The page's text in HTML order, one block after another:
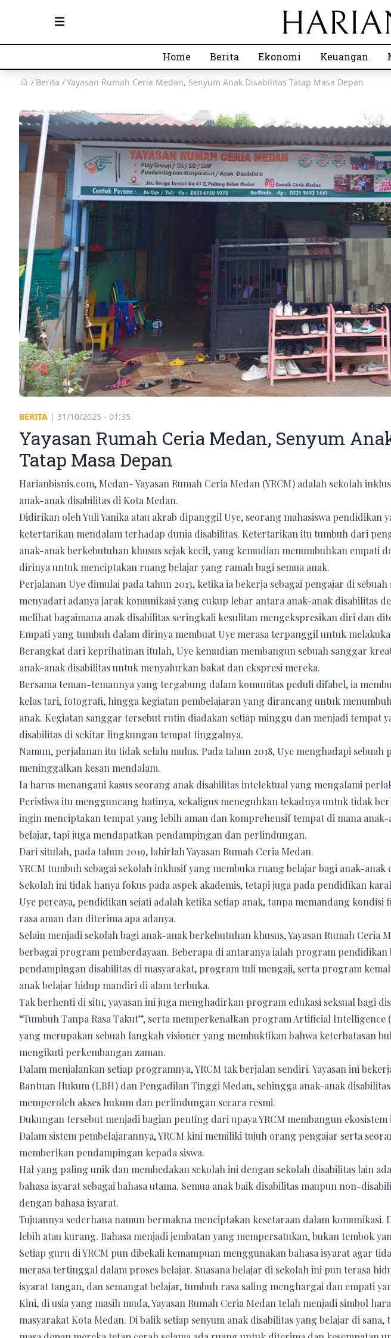
Open main menu
Home Berita Ekonomi Keuangan
Berita Yayasan Rumah Ceria Medan, Senyum Anak Disabilitas Tatap Masa Depan
BERITA | 31/10/2025 - 01:35
Yayasan Rumah Ceria Medan, Senyum
Tatap Masa Depan
Harianbisnis.com, Medan- Yayasan Rumah Ceria Medan (YRCM) adalah sekolah
anak-anak disabilitas di Kota Medan.
Didirikan oleh Yuli Yanika atau akrab dipanggil Uye, seorang mahasiswa pendidikan
ketertarikan mendalam terhadap dunia disabilitas. Ketertarikan itu tumbuh dari
anak-anak berkebutuhan khusus sejak kecil, yang kemudian menumbuhkan empati
dirinya untuk menciptakan ruang belajar yang ramah bagi semua anak.
Perjalanan Uye dimulai pada tahun 2013, ketika ia bekerja sebagai pengajar di
menyadari adanya jarak komunikasi yang cukup lebar antara anak-anak disabilitas
melihat bagaimana anak disabilitas seringkali kesulitan mengekspresikan diri dan
Empati yang tumbuh dalam dirinya membuat Uye merasa terpanggil untuk
Berangkat dari keprihatinan itulah, Uye kemudian membangun sebuah sanggar
anak-anak disabilitas untuk menyalurkan bakat dan ekspresi mereka.
Bersama teman-temannya yang tergabung dalam komunitas peduli difabel, ia
kelas tari, fotografi, hingga kegiatan pembelajaran yang dirancang untuk
anak. Kegiatan sanggar tersebut rutin diadakan setiap minggu dan menjadi tempat
disabilitas di sekitar lingkungan tempat tinggalnya.
Namun, perjalanan itu tidak selalu mulus. Pada tahun 2018, Uye menghadapi sebuah
meninggalkan kesan mendalam.
Ia harus menangani kasus seorang anak disabilitas intelektual yang mengalami
Peristiwa itu mengguncang hatinya, sekaligus meneguhkan tekadnya untuk tidak
ingin menciptakan tempat yang lebih aman dan komprehensif tempat di mana anak-
belajar, tapi juga mendapatkan pendampingan dan perlindungan.
Dari situlah, pada tahun 2019, lahirlah Yayasan Rumah Ceria Medan.
YRCM tumbuh sebagai sekolah inklusif yang membuka ruang belajar bagi anak-
Sekolah ini tidak hanya fokus pada aspek akademis, tetapi juga pada pendidikan
Uye percaya, pendidikan sejati adalah ketika setiap anak, tanpa memandang kondisi
rasa aman dan diterima apa adanya.
Selain menjadi sekolah bagi anak-anak berkebutuhan khusus, Yayasan Rumah Ceria
berbagai program pemberdayaan. Beberapa di antaranya ialah program pendidikan
pendampingan disabilitas di masyarakat, program tuli mengaji, serta program
anak belajar hidup mandiri di alam terbuka.
Tak berhenti di situ, yayasan ini juga menghadirkan program edukasi seksual bagi
“Tumbuh Tanpa Rasa Takut”, serta memperkenalkan program Artificial Intelligence
yang merupakan sebuah langkah visioner yang membuktikan bahwa keterbatasan
mengikuti perkembangan zaman.
Dalam menjalankan setiap programnya, YRCM tak berjalan sendiri. Yayasan ini
Bantuan Hukum (LBH) dan Pengadilan Tinggi Medan, sehingga anak-anak
memperoleh akses hukum dan perlindungan secara resmi.
Dukungan tersebut menjadi bagian penting dari upaya YRCM membangun
Dalam sistem pembelajarannya, YRCM kini memiliki tujuh orang pengajar serta
memberikan pendampingan kepada siswa.
Hal yang paling unik dan membedakan sekolah ini dengan sekolah disabilitas lain
bahasa isyarat sebagai bahasa utama. Semua anak baik disabilitas maupun non-
dengan bahasa isyarat.
Tujuannya sederhana namun bermakna menciptakan kesetaraan dalam komunikasi.
lebih atau kurang. Bahasa menjadi jembatan yang mempersatukan, bukan tembok
Setiap guru di YRCM pun dibekali kemampuan menggunakan bahasa isyarat agar
merasa tertinggal dalam proses belajar. Suasana belajar di sekolah ini pun terasa
isyarat tangan, dan semangat belajar, tumbuh rasa saling menghargai dan empati
Kini, di usia yang masih muda, Yayasan Rumah Ceria Medan telah menjadi simbol
masyarakat Kota Medan. Di balik setiap senyum anak disabilitas yang belajar di sana,